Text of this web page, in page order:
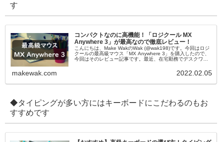
す
コンパクトなのに高機能！「ロジクール MX
Anywhere 3」が最高なので徹底レビュー！
こんにちは、Make WakのWak (@wak198)です。今回はロジ
クールの最高級マウス「MX Anywhere 3」を購入したので、
今回はそのレビュー記事です。最近、在宅勤務でデスクワー
makewak.com 2022.02.05
◆タイピングが多い方にはキーボードにこだわるのもお
すすめです